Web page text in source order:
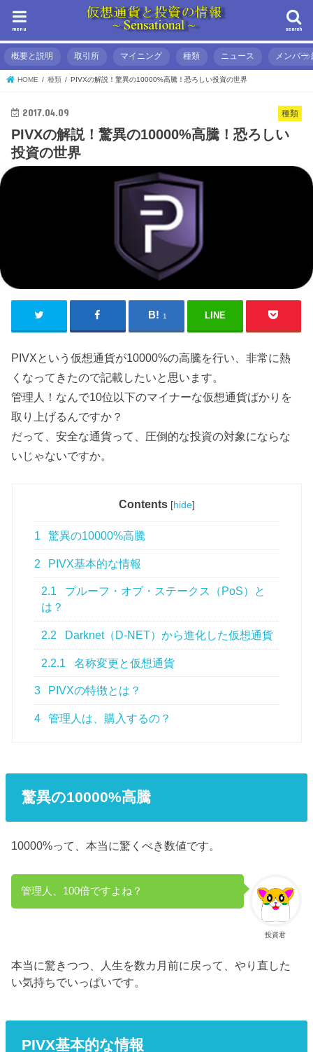
search
menu
概要と説明 取引所 マイニング 種類 ニュース メンバー
HOME 種類 PIVXの解説！驚異の10000%高騰！恐ろしい投資の世界
種類
2017.04.09
PIVXの解説！驚異の10000%高騰！恐ろしい
投資の世界
1 LINE
PIVXという仮想通貨が10000%の高騰を行い、非常に熱
くなってきたので記載したいと思います。
管理人！なんで10位以下のマイナーな仮想通貨ばかりを
取り上げるんですか？
だって、安全な通貨って、圧倒的な投資の対象にならな
いじゃないですか。
Contents [hide]
1 驚異の10000%高騰
2 PIVX基本的な情報
2.1
プルーフ・オブ・ステークス（PoS）と
は？
2.2 Darknet（D-NET）から進化した仮想通貨
2.2.1 名称変更と仮想通貨
3 PIVXの特徴とは？
4 管理人は、購入するの？
驚異の10000%高騰
10000%って、本当に驚くべき数値です。
投資君
管理人、100倍ですよね？
本当に驚きつつ、人生を数カ月前に戻って、やり直した
い気持ちでいっぱいです。
PIVX基本的な情報